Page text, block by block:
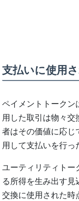
支払いに使用
ペイメントトークン
用した取引は物々交
者はその価値に応じ
用して支払いを行っ
ユーティリティトー
る所得を生み出す
交換に使用された時